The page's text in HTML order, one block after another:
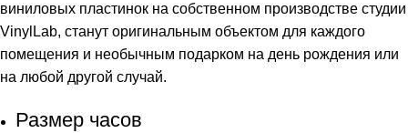
виниловых пластинок на собственном производстве студии
VinylLab, станут оригинальным объектом для каждого
помещения и необычным подарком на день рождения или
на любой другой случай.
Размер часов